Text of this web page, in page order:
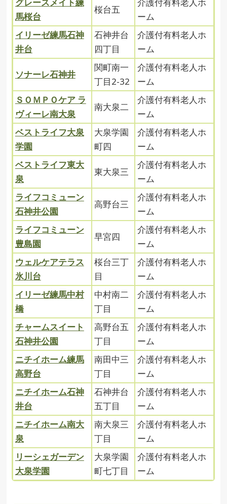
馬桜台
桜台五
ーム
イリーゼ練馬石神
井台
石神井台
四丁目
介護付有料老人ホ
ーム
ソナーレ石神井
関町南一
丁目2-32
介護付有料老人ホ
ーム
ＳＯＭＰＯケア ラ
ヴィーレ南大泉
南大泉二
介護付有料老人ホ
ーム
ベストライフ大泉
学園
大泉学園
町四
介護付有料老人ホ
ーム
ベストライフ東大
泉
東大泉三
介護付有料老人ホ
ーム
ライフコミューン
石神井公園
高野台三
介護付有料老人ホ
ーム
ライフコミューン
豊島園
早宮四
介護付有料老人ホ
ーム
ウェルケアテラス
氷川台
桜台三丁
目
介護付有料老人ホ
ーム
イリーゼ練馬中村
橋
中村南二
丁目
介護付有料老人ホ
ーム
チャームスイート
石神井公園
高野台五
丁目
介護付有料老人ホ
ーム
ニチイホーム練馬
高野台
南田中三
丁目
介護付有料老人ホ
ーム
ニチイホーム石神
井台
石神井台
五丁目
介護付有料老人ホ
ーム
ニチイホーム南大
泉
南大泉三
丁目
介護付有料老人ホ
ーム
リーシェガーデン
大泉学園
大泉学園
町七丁目
介護付有料老人ホ
ーム